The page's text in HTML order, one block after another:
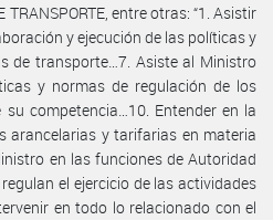
TRANSPORTE, entre otras: “1. Asistir
y ejecución de las políticas y
de transporte…7. Asiste al Ministro
y normas de regulación de los
competencia…10. Entender en la
arancelarias y tarifarias en materia
en las funciones de Autoridad
el ejercicio de las actividades
en todo lo relacionado con el